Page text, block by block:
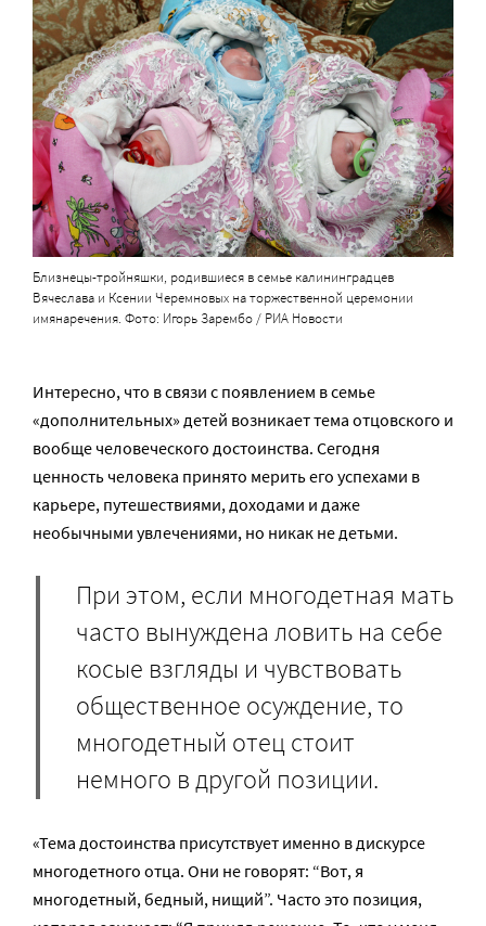
Близнецы-тройняшки, родившиеся в семье калининградцев
Вячеслава и Ксении Черемновых на торжественной церемонии
имянаречения. Фото: Игорь Зарембо / РИА Новости
Интересно, что в связи с появлением в семье
«дополнительных» детей возникает тема отцовского и
вообще человеческого достоинства. Сегодня
ценность человека принято мерить его успехами в
карьере, путешествиями, доходами и даже
необычными увлечениями, но никак не детьми.
При этом, если многодетная мать
часто вынуждена ловить на себе
косые взгляды и чувствовать
общественное осуждение, то
многодетный отец стоит
немного в другой позиции.
«Тема достоинства присутствует именно в дискурсе
многодетного отца. Они не говорят: “Вот, я
многодетный, бедный, нищий”. Часто это позиция,